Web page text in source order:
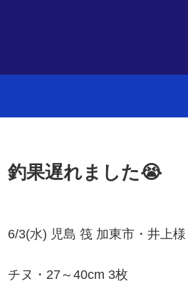
釣果遅れました😭
6/3(水) 児島 筏 加東市・井上様
チヌ・27～40cm 3枚